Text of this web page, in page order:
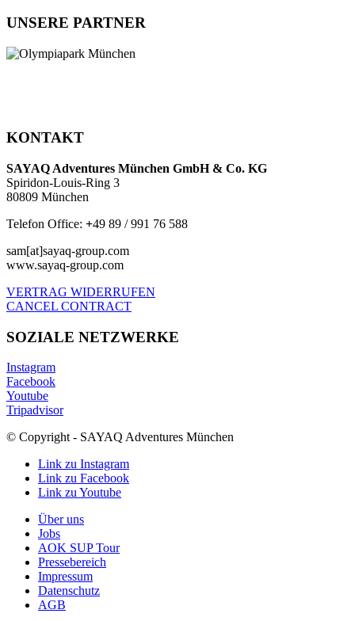
UNSERE PARTNER
KONTAKT
SAYAQ Adventures München GmbH & Co. KG
Spiridon-Louis-Ring 3
80809 München
Telefon Office: +49 89 / 991 76 588
sam[at]sayaq-group.com
www.sayaq-group.com
VERTRAG WIDERRUFEN
CANCEL CONTRACT
SOZIALE NETZWERKE
Instagram
Facebook
Youtube
Tripadvisor
© Copyright - SAYAQ Adventures München
Link zu Instagram
Link zu Facebook
Link zu Youtube
Über uns
Jobs
AOK SUP Tour
Pressebereich
Impressum
Datenschutz
AGB